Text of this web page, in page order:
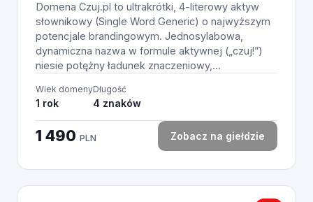
Domena Czuj.pl to ultrakrótki, 4-literowy aktyw
słownikowy (Single Word Generic) o najwyższym
potencjale brandingowym. Jednosylabowa,
dynamiczna nazwa w formule aktywnej („czuj!”)
niesie potężny ładunek znaczeniowy,...
Wiek domeny
1 rok
Długość
4 znaków
1 490 PLN Zobacz na giełdzie